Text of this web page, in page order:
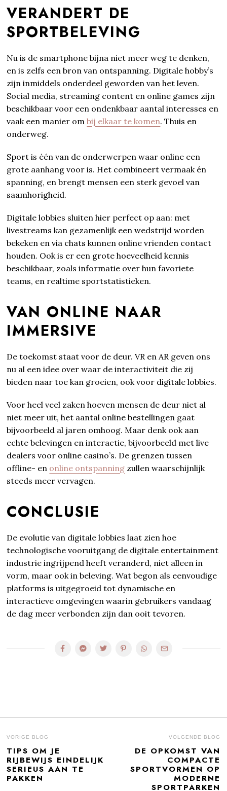
VERANDERT DE
SPORTBELEVING
Nu is de smartphone bijna niet meer weg te denken,
en is zelfs een bron van ontspanning. Digitale hobby’s
zijn inmiddels onderdeel geworden van het leven.
Social media, streaming content en online games zijn
beschikbaar voor een ondenkbaar aantal interesses en
vaak een manier ombij elkaar te komen. Thuis en
onderweg.
Sport is één van de onderwerpen waar online een
grote aanhang voor is. Het combineert vermaak én
spanning, en brengt mensen een sterk gevoel van
saamhorigheid.
Digitale lobbies sluiten hier perfect op aan: met
livestreams kan gezamenlijk een wedstrijd worden
bekeken en via chats kunnen online vrienden contact
houden. Ook is er een grote hoeveelheid kennis
beschikbaar, zoals informatie over hun favoriete
teams, en realtime sportstatistieken.
VAN ONLINE NAAR
IMMERSIVE
De toekomst staat voor de deur. VR en AR geven ons
nu al een idee over waar de interactiviteit die zij
bieden naar toe kan groeien, ook voor digitale lobbies.
Voor heel veel zaken hoeven mensen de deur niet al
niet meer uit, het aantal online bestellingen gaat
bijvoorbeeld al jaren omhoog. Maar denk ook aan
echte belevingen en interactie, bijvoorbeeld met live
dealers voor online casino’s. De grenzen tussen
offline- en online ontspanning zullen waarschijnlijk
steeds meer vervagen.
CONCLUSIE
De evolutie van digitale lobbies laat zien hoe
technologische vooruitgang de digitale entertainment
industrie ingrijpend heeft veranderd, niet alleen in
vorm, maar ook in beleving. Wat begon als eenvoudige
platforms is uitgegroeid tot dynamische en
interactieve omgevingen waarin gebruikers vandaag
de dag meer verbonden zijn dan ooit tevoren.
BERICHT
NAVIGATIE
VORIGE BLOG
Previous
post:
TIPS OM JE
RIJBEWIJS EINDELIJK
SERIEUS AAN TE
PAKKEN
VOLGENDE BLOG
DE OPKOMST VAN
COMPACTE
SPORTVORMEN OP
MODERNE
SPORTPARKEN